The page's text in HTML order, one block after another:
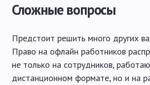
Сложные вопросы
Предстоит решить много других
Право на офлайн работников
не только на сотрудников,
дистанционном формате, но и на